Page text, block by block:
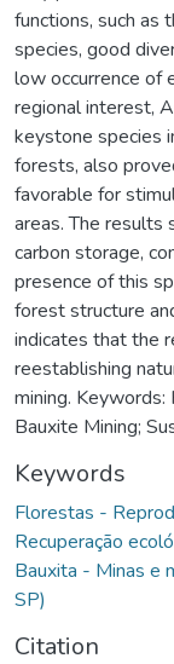
functions, such as
species, good
low occurrence of
regional interest,
keystone species
forests, also
favorable for
areas. The results
carbon storage,
presence of this
forest structure
indicates that the
reestablishing
mining.
Bauxite Mining;
Keywords
Florestas -
Recuperação
Bauxita - Minas e
SP)
Citation